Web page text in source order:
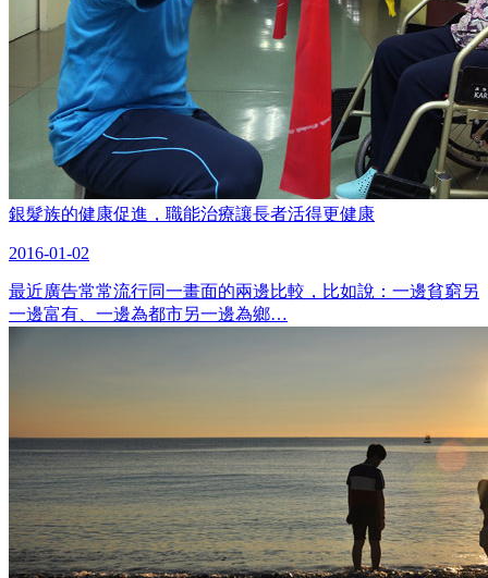
銀髮族的健康促進，職能治療讓長者活得更健康
2016-01-02
最近廣告常常流行同一畫面的兩邊比較，比如說：一邊貧窮另
一邊富有、一邊為都市另一邊為鄉…